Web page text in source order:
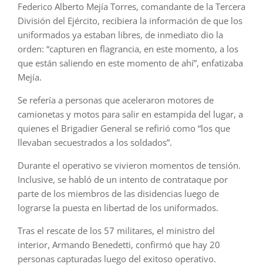
Federico Alberto Mejía Torres, comandante de la Tercera
División del Ejército, recibiera la información de que los
uniformados ya estaban libres, de inmediato dio la
orden: “capturen en flagrancia, en este momento, a los
que están saliendo en este momento de ahí”, enfatizaba
Mejía.
Se refería a personas que aceleraron motores de
camionetas y motos para salir en estampida del lugar, a
quienes el Brigadier General se refirió como “los que
llevaban secuestrados a los soldados”.
Durante el operativo se vivieron momentos de tensión.
Inclusive, se habló de un intento de contrataque por
parte de los miembros de las disidencias luego de
lograrse la puesta en libertad de los uniformados.
Tras el rescate de los 57 militares, el ministro del
interior, Armando Benedetti, confirmó que hay 20
personas capturadas luego del exitoso operativo.